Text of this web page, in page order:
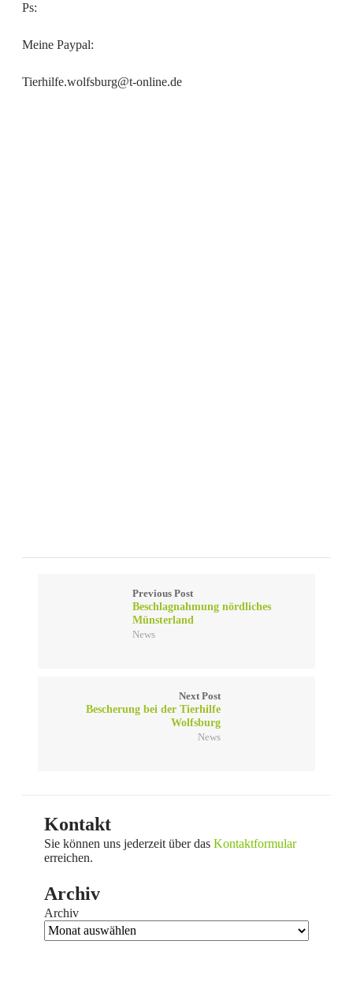
Ps:
Meine Paypal:
Tierhilfe.wolfsburg@t-online.de
Previous Post
Beschlagnahmung nördliches
Münsterland
News
Next Post
Bescherung bei der Tierhilfe
Wolfsburg
News
Kontakt
Sie können uns jederzeit über das Kontaktformular
erreichen.
Archiv
Archiv